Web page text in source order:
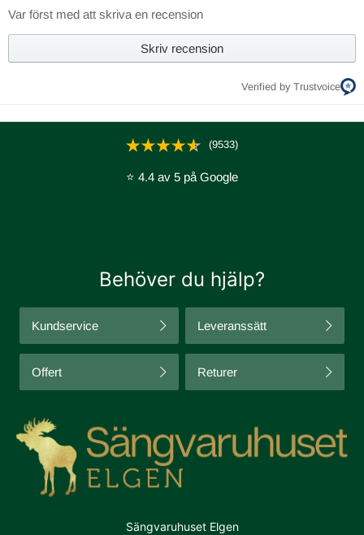
Var först med att skriva en recension
Skriv recension
Verified by Trustvoice
(9533)
⭐ 4.4 av 5 på Google
Behöver du hjälp?
Kundservice Leveranssätt
Offert Returer
Sängvaruhuset Elgen